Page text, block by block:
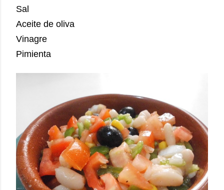
Sal
Aceite de oliva
Vinagre
Pimienta